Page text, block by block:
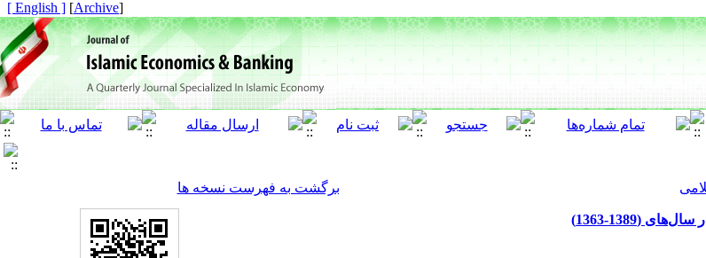
[
Archive
]
[ English ]
برگشت به فهرست نسخه ها
(1389-1363)